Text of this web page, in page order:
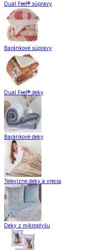
Dual Feel® súpravy
Baránkové súpravy
Dual Feel® deky
Baránkové deky
Televízne deky a vrecia
Deky z mikroplyšu